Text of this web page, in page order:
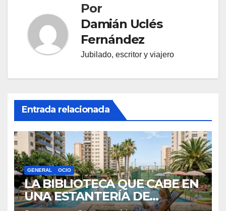
Por
Damián Uclés
Fernández
Jubilado, escritor y viajero
Entrada relacionada
GENERAL OCIO
LA BIBLIOTECA QUE CABE EN
UNA ESTANTERÍA DE